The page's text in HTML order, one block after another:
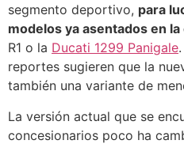
segmento deportivo, para
modelos ya asentados en
R1 o la Ducati 1299 Panigale
reportes sugieren que la
también una variante de
La versión actual que se
concesionarios poco ha